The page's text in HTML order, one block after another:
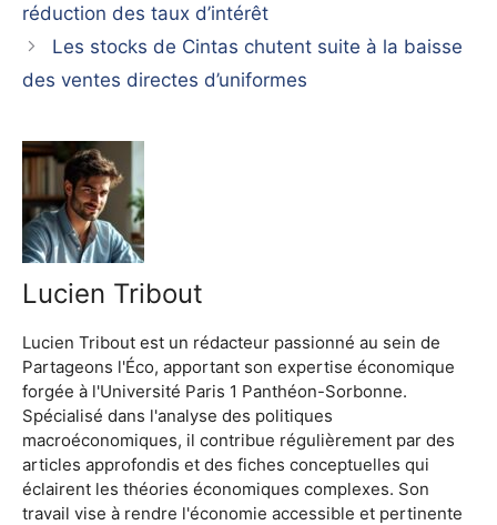
réduction des taux d’intérêt
Les stocks de Cintas chutent suite à la baisse
des ventes directes d’uniformes
Lucien Tribout
Lucien Tribout est un rédacteur passionné au sein de
Partageons l'Éco, apportant son expertise économique
forgée à l'Université Paris 1 Panthéon-Sorbonne.
Spécialisé dans l'analyse des politiques
macroéconomiques, il contribue régulièrement par des
articles approfondis et des fiches conceptuelles qui
éclairent les théories économiques complexes. Son
travail vise à rendre l'économie accessible et pertinente